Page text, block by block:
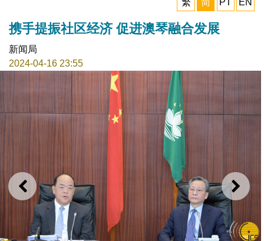
繁
简 PT EN
携手提振社区经济 促进澳琴融合发展
新闻局
2024-04-16 23:55
上一则 下一